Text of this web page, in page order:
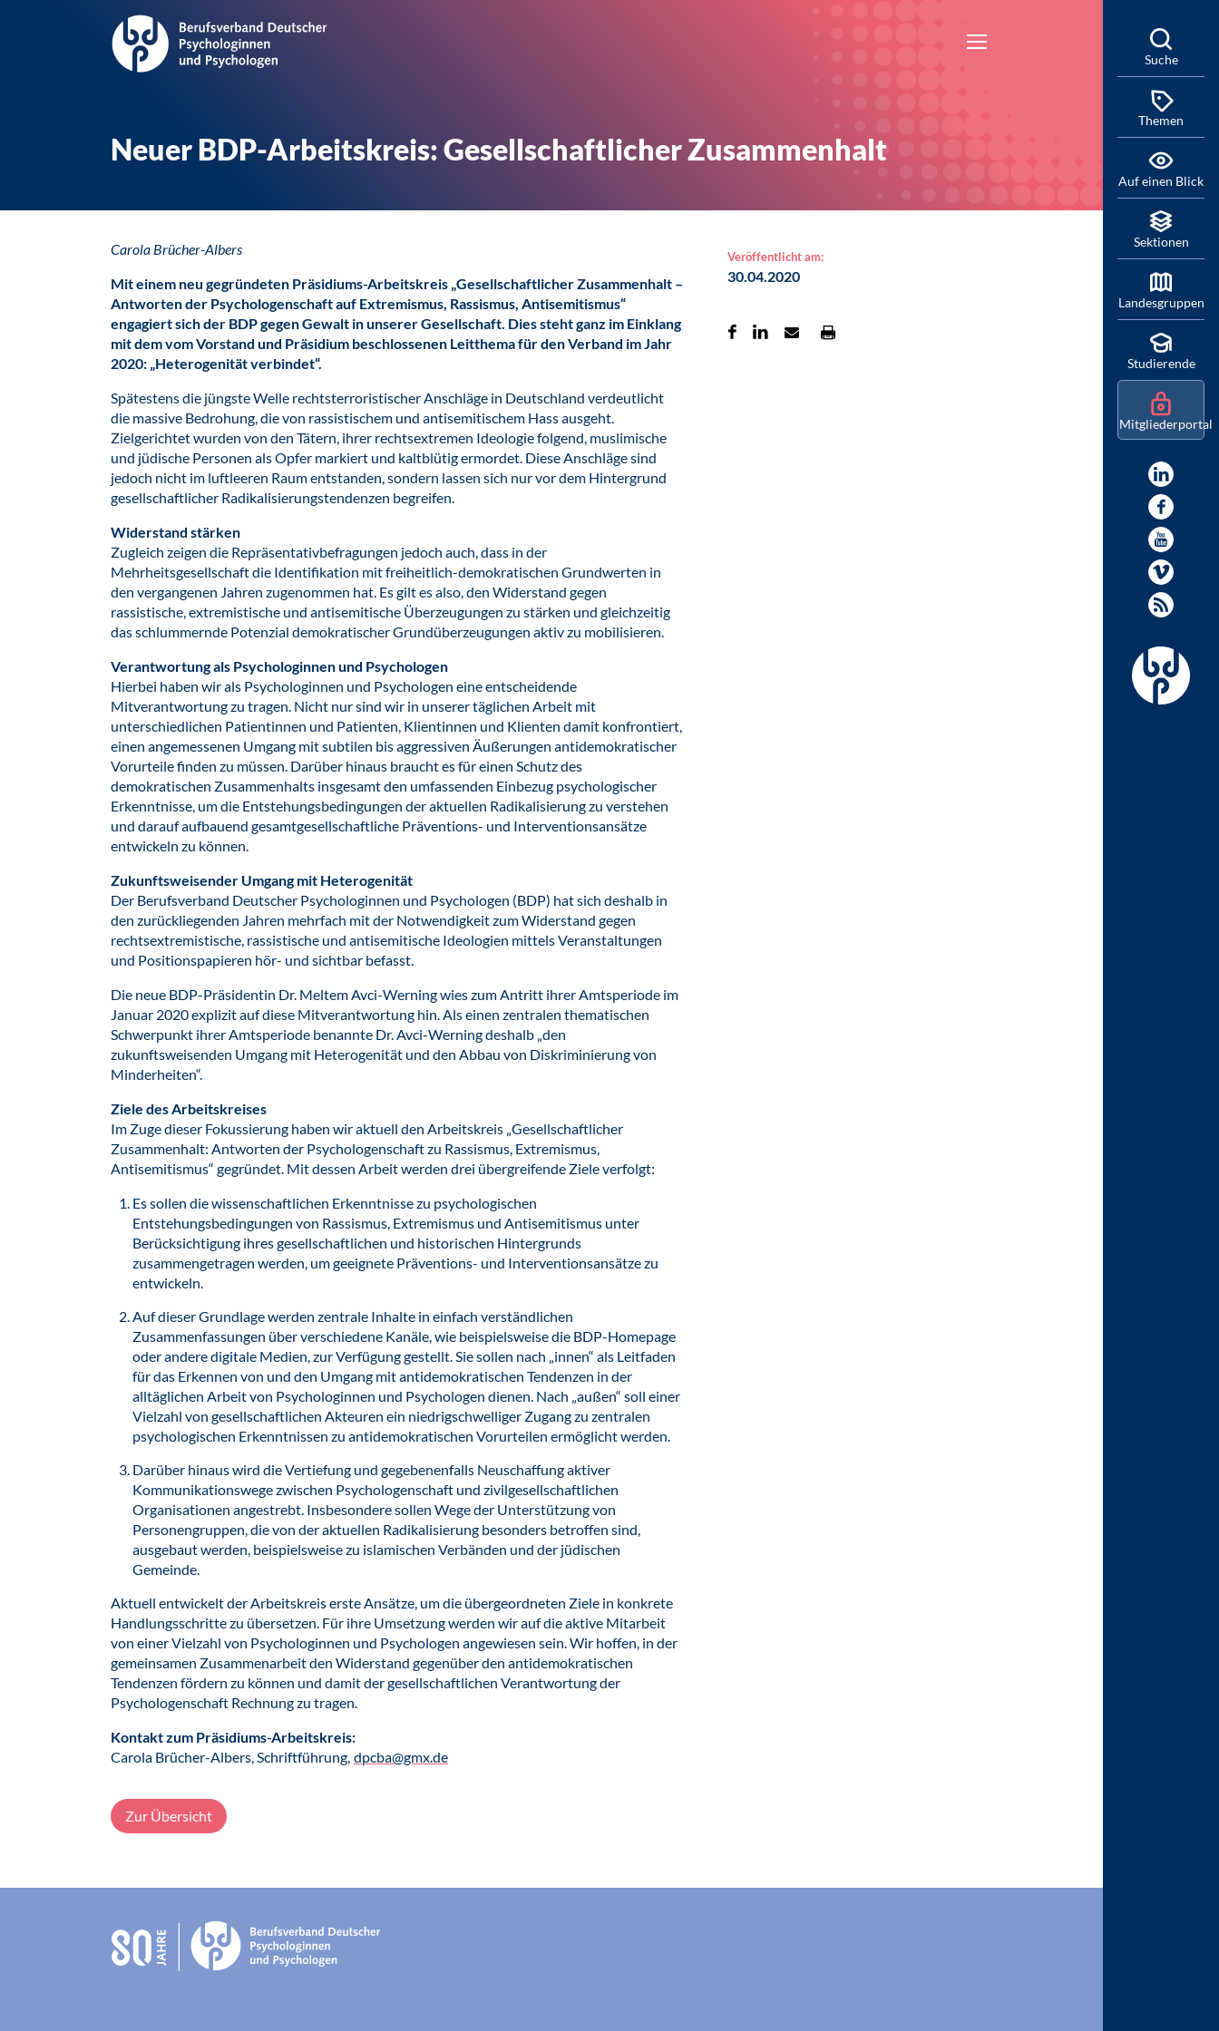
Neuer BDP-Arbeitskreis: Gesellschaftlicher Zusammenhalt
Carola Brücher-Albers
Mit einem neu gegründeten Präsidiums-Arbeitskreis „Gesellschaftlicher Zusammenhalt –
Antworten der Psychologenschaft auf Extremismus, Rassismus, Antisemitismus“
engagiert sich der BDP gegen Gewalt in unserer Gesellschaft. Dies steht ganz im Einklang
mit demvom Vorstand und Präsidium beschlossenen Leitthema für den Verband im Jahr
2020: „Heterogenität verbindet“.
Spätestens die jüngste Welle rechtsterroristischer Anschläge in Deutschland verdeutlicht
die massive Bedrohung, die von rassistischem und antisemitischem Hass ausgeht.
Zielgerichtet wurden von den Tätern, ihrer rechtsextremen Ideologie folgend, muslimische
und jüdische Personen als Opfer markiert und kaltblütig ermordet. Diese Anschläge sind
jedoch nicht im luftleeren Raum entstanden, sondern lassen sich nur vor dem Hintergrund
gesellschaftlicher Radikalisierungstendenzen begreifen.
Widerstand stärken
Zugleich zeigen die Repräsentativbefragungen jedoch auch, dass in der
Mehrheitsgesellschaft die Identifikation mit freiheitlich-demokratischen Grundwerten in
den vergangenen Jahren zugenommen hat. Es gilt es also, den Widerstand gegen
rassistische, extremistische und antisemitische Überzeugungen zu stärken und gleichzeitig
das schlummernde Potenzial demokratischer Grundüberzeugungen aktiv zu mobilisieren.
Verantwortung als Psychologinnen und Psychologen
Hierbei haben wir als Psychologinnen und Psychologen eine entscheidende
Mitverantwortung zu tragen. Nicht nur sind wir in unserer täglichen Arbeit mit
unterschiedlichen Patientinnen und Patienten, Klientinnen und Klienten damit konfrontiert,
einen angemessenen Umgang mit subtilen bis aggressiven Äußerungen antidemokratischer
Vorurteile finden zu müssen. Darüber hinaus braucht es für einen Schutz des
demokratischen Zusammenhalts insgesamt den umfassenden Einbezug psychologischer
Erkenntnisse, um die Entstehungsbedingungen der aktuellen Radikalisierung zu verstehen
und darauf aufbauend gesamtgesellschaftliche Präventions- und Interventionsansätze
entwickeln zu können.
Zukunftsweisender Umgang mit Heterogenität
Der Berufsverband Deutscher Psychologinnen und Psychologen (BDP) hat sich deshalb in
den zurückliegenden Jahren mehrfach mit der Notwendigkeit zum Widerstand gegen
rechtsextremistische, rassistische und antisemitische Ideologien mittels Veranstaltungen
und Positionspapieren hör- und sichtbar befasst.
Die neue BDP-Präsidentin Dr. Meltem Avci-Werning wies zum Antritt ihrer Amtsperiode im
Januar 2020 explizit auf diese Mitverantwortung hin. Als einen zentralen thematischen
Schwerpunkt ihrer Amtsperiode benannte Dr. Avci-Werning deshalb „den
zukunftsweisenden Umgang mit Heterogenität und den Abbau von Diskriminierung von
Minderheiten“.
Ziele des Arbeitskreises
Im Zuge dieser Fokussierung haben wir aktuell den Arbeitskreis „Gesellschaftlicher
Zusammenhalt: Antworten der Psychologenschaft zu Rassismus, Extremismus,
Antisemitismus“ gegründet. Mit dessen Arbeit werden drei übergreifende Ziele verfolgt:
Es sollen die wissenschaftlichen Erkenntnisse zu psychologischen
Entstehungsbedingungen von Rassismus, Extremismus und Antisemitismus unter
Berücksichtigung ihres gesellschaftlichen und historischen Hintergrunds
zusammengetragen werden, um geeignete Präventions- und Interventionsansätze zu
entwickeln.
Auf dieser Grundlage werden zentrale Inhalte in einfach verständlichen
Zusammenfassungen über verschiedene Kanäle, wie beispielsweise die BDP-Homepage
oder andere digitale Medien, zur Verfügung gestellt. Sie sollen nach „innen“ als Leitfaden
für das Erkennen von und den Umgang mit antidemokratischen Tendenzen in der
alltäglichen Arbeit von Psychologinnen und Psychologen dienen. Nach „außen“ soll einer
Vielzahl von gesellschaftlichen Akteuren ein niedrigschwelliger Zugang zu zentralen
psychologischen Erkenntnissen zu antidemokratischen Vorurteilen ermöglicht werden.
Darüber hinaus wird die Vertiefung und gegebenenfalls Neuschaffung aktiver
Kommunikationswege zwischen Psychologenschaft und zivilgesellschaftlichen
Organisationen angestrebt. Insbesondere sollen Wege der Unterstützung von
Personengruppen, die von der aktuellen Radikalisierung besonders betroffen sind,
ausgebaut werden, beispielsweise zu islamischen Verbänden und der jüdischen
Gemeinde.
Aktuell entwickelt der Arbeitskreis erste Ansätze, um die übergeordneten Ziele in konkrete
Handlungsschritte zu übersetzen. Für ihre Umsetzung werden wir auf die aktive Mitarbeit
von einer Vielzahl von Psychologinnen und Psychologen angewiesen sein. Wir hoffen, in der
gemeinsamen Zusammenarbeit den Widerstand gegenüber den antidemokratischen
Tendenzen fördern zu können und damit der gesellschaftlichen Verantwortung der
Psychologenschaft Rechnung zu tragen.
Kontakt zum Präsidiums-Arbeitskreis:
Carola Brücher-Albers, Schriftführung, dpcba@gmx.de
Veröffentlicht am:
30.04.2020
Zur Übersicht
Suche
Themen
Auf einen Blick
Sektionen
Landesgruppen
Studierende
Mitgliederportal